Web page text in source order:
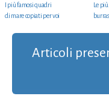
I più famosi quadri
di mare copiati per voi
Le
Articoli